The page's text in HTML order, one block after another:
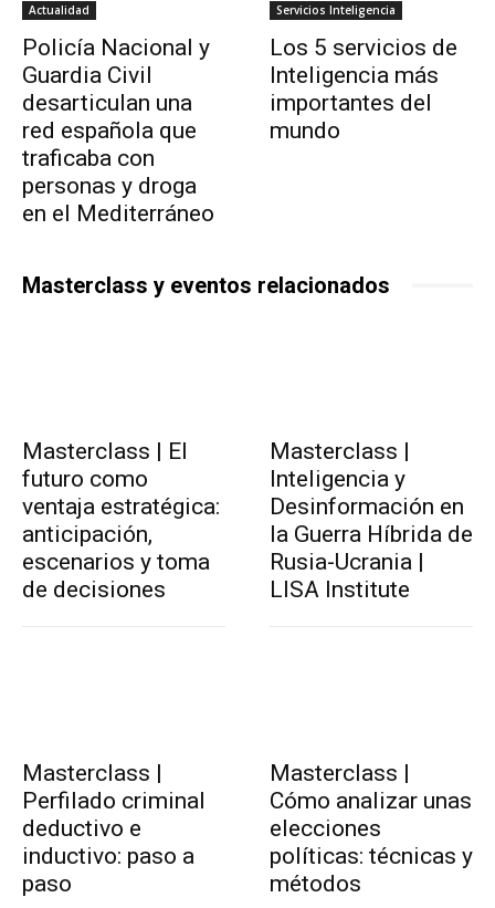
Actualidad
Policía Nacional y
Guardia Civil
desarticulan una
red española que
traficaba con
personas y droga
en el Mediterráneo
Servicios Inteligencia
Los 5 servicios de
Inteligencia más
importantes del
mundo
Masterclass y eventos relacionados
Masterclass | El
futuro como
ventaja estratégica:
anticipación,
escenarios y toma
de decisiones
Masterclass |
Inteligencia y
Desinformación en
la Guerra Híbrida de
Rusia-Ucrania |
LISA Institute
Masterclass |
Perfilado criminal
deductivo e
inductivo: paso a
paso
Masterclass |
Cómo analizar unas
elecciones
políticas: técnicas y
métodos